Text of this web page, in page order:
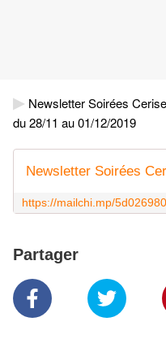
▶ Newsletter Soirées
du 28/11 au 01/12/2019
Partager